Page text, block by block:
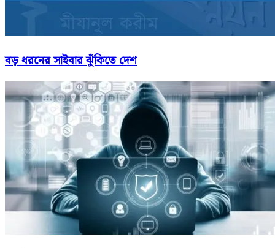
বড় ধরনের সাইবার ঝুঁকিতে দেশ